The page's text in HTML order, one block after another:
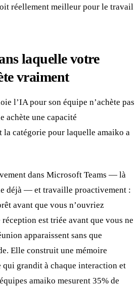
réellement meilleur pour le travail
laquelle votre
vraiment
l’IA pour son équipe n’achète pas
achète une capacité
la catégorie pour laquelle amaiko a
dans Microsoft Teams — là
déjà — et travaille proactivement :
avant que vous n’ouvriez
est triée avant que vous ne
apparaissent sans que
Elle construit une mémoire
qui grandit à chaque interaction et
amaiko mesurent 35% de